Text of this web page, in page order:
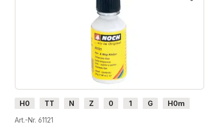
H0 TT N Z 0 1 G
H0m
H0e
Art.-Nr. 61121